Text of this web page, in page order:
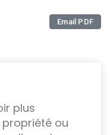
Email PDF
plus
ou